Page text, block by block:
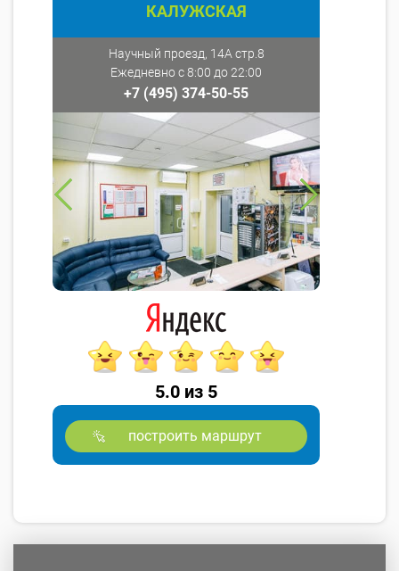
КАЛУЖСКАЯ
Научный проезд, 14А стр.8
Ежедневно с 8:00 до 22:00
+7 (495) 374-50-55
5.0 из 5
построить маршрут